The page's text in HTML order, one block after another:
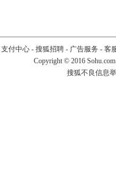
支付中心- 搜狐招聘- 广告服务 - 客
Copyright © 2016
搜狐不良信息